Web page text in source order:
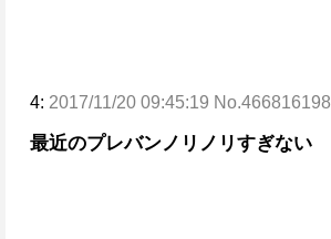
4: 2017/11/20 09:45:19 No.466816198
最近のプレバンノリノリすぎない